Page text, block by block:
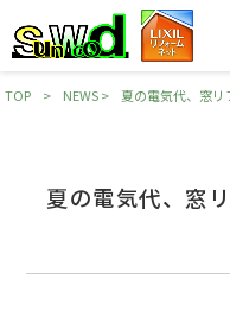
TOP > NEWS> 夏の電気代、窓リ
夏の電気代、窓